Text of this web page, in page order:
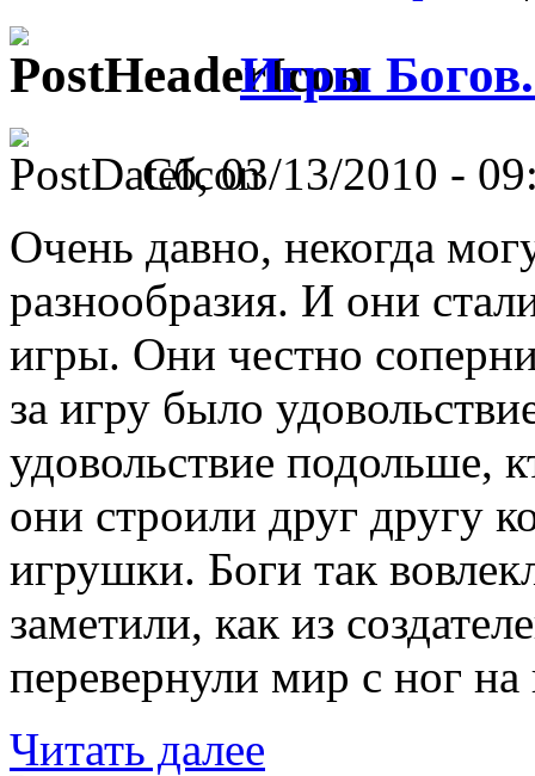
Игры
Сб, 03/13/2010 -
Очень давно, некогда
разнообразия. И они
игры. Они честно
за игру было
удовольствие подольше,
они строили друг другу
игрушки. Боги так
заметили, как из
перевернули мир с ног на
Читать далее